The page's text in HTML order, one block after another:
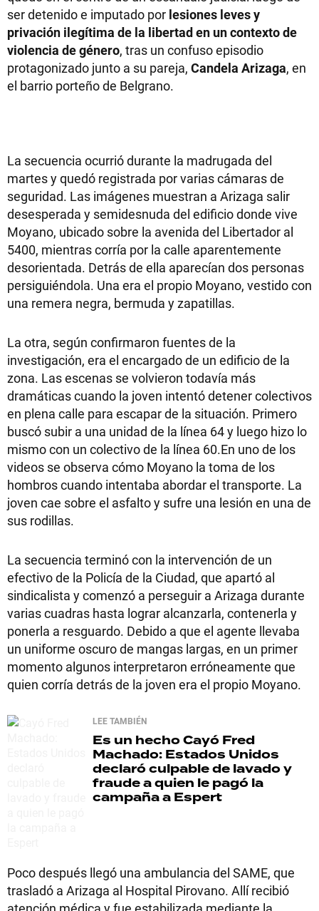
ser detenido e imputado por lesiones leves y
privación ilegítima de la libertad en un contexto de
violencia de género, tras un confuso episodio
protagonizado junto a su pareja, Candela Arizaga, en
el barrio porteño de Belgrano.
La secuencia ocurrió durante la madrugada del
martes y quedó registrada por varias cámaras de
seguridad. Las imágenes muestran a Arizaga salir
desesperada y semidesnuda del edificio donde vive
Moyano, ubicado sobre la avenida del Libertador al
5400, mientras corría por la calle aparentemente
desorientada. Detrás de ella aparecían dos personas
persiguiéndola. Una era el propio Moyano, vestido con
una remera negra, bermuda y zapatillas.
La otra, según confirmaron fuentes de la
investigación, era el encargado de un edificio de la
zona. Las escenas se volvieron todavía más
dramáticas cuando la joven intentó detener colectivos
en plena calle para escapar de la situación. Primero
buscó subir a una unidad de la línea 64 y luego hizo lo
mismo con un colectivo de la línea 60.En uno de los
videos se observa cómo Moyano la toma de los
hombros cuando intentaba abordar el transporte. La
joven cae sobre el asfalto y sufre una lesión en una de
sus rodillas.
La secuencia terminó con la intervención de un
efectivo de la Policía de la Ciudad, que apartó al
sindicalista y comenzó a perseguir a Arizaga durante
varias cuadras hasta lograr alcanzarla, contenerla y
ponerla a resguardo. Debido a que el agente llevaba
un uniforme oscuro de mangas largas, en un primer
momento algunos interpretaron erróneamente que
quien corría detrás de la joven era el propio Moyano.
LEE TAMBIÉN
Es un hechoCayó Fred
Machado: Estados Unidos
declaró culpable de lavado y
fraude a quien le pagó la
campaña a Espert
Poco después llegó una ambulancia del SAME, que
trasladó a Arizaga al Hospital Pirovano. Allí recibió